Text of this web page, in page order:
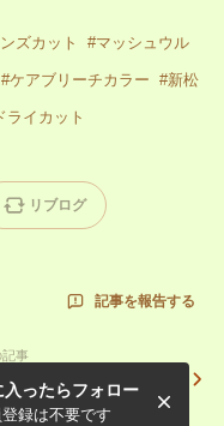
ズカット #マッシュウル
#ケアブリーチカラー #新松
ライカット
リブログ
記事を報告する
記事
ージュカラー×ミディア
ジュアルウルフ
入ったらフォロー
録は不要です